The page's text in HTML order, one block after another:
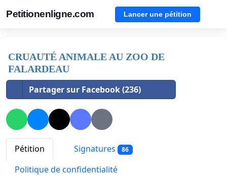
Petitionenligne.com Lancer une pétition
CRUAUTÉ ANIMALE AU ZOO DE
FALARDEAU
Partager sur Facebook (236)
Pétition Signatures 86
Politique de confidentialité